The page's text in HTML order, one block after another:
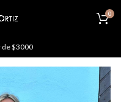
0
de $3000